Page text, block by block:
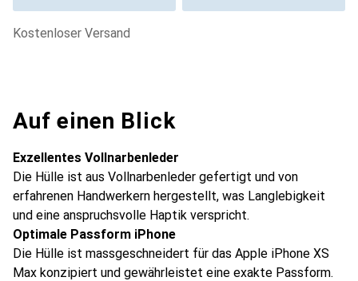
kostenloser Versand
Auf einen Blick
Exzellentes Vollnarbenleder
Die Hülle ist aus Vollnarbenleder gefertigt und von
erfahrenen Handwerkern hergestellt, was Langlebigkeit
und eine anspruchsvolle Haptik verspricht.
Optimale Passform iPhone
Die Hülle ist massgeschneidert für das Apple iPhone XS
Max konzipiert und gewährleistet eine exakte Passform.